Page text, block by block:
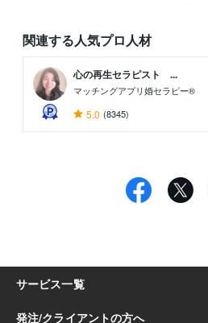
関連する人気プロ人材
心の再生セラピスト ...
マッチングアプリ婚セラピー®
5.0 (8345)